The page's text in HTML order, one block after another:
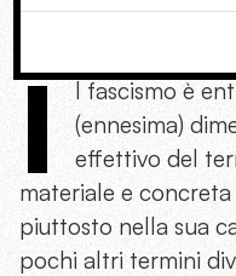
I
l fascismo è
(ennesima)
effettivo del
materiale e
piuttosto nella sua
pochi altri termini